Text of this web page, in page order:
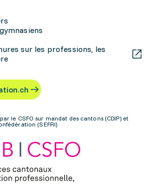
sur les professions, les
le CSFO sur mandat des cantons (CDIP) et
(SEFRI)